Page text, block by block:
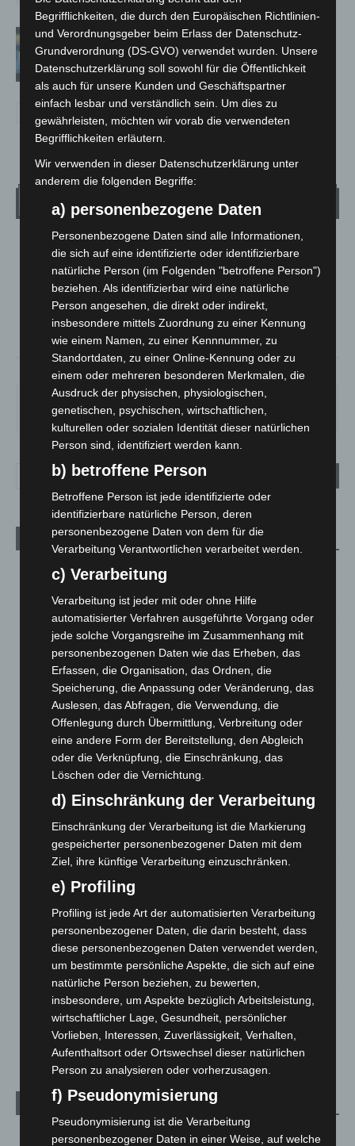
Vermisste Seniorin aus Godshorn tot
aufgefunden
LANGENHAGEN
Klarer Himmel
21.9° C 22.7°
21.6°
62% 3.6m/s 4%
29° 25°
SA.
27 ° 32°
Aktuelle Beiträge
Region Hannover: 21 neue Notfallsanitäter starten beim
Roten Kreuz
5. August 2026
Mann läuft mit Hockeyschläger über A7 – Polizei sucht
Zeugen
5. August 2026
Celle: Mensch stirbt bei Bagger-Unfall auf Baustelle
5. August 2026
Gasleitung bei McDonald’s-Umbau in Langenhagen
beschädigt
Anklage nach Abschaltung von „Archetyp Market“ erhoben
3. August 2026
Großkontrolle
2. August 2026
Hannover Klassik Open Air 2026: Französische Oper im
Maschpark
2. August 2026
Schwarz Digits und Zscaler starten souveräne Cloud-
Sicherheitsplattform für Europa
2. August 2026
Kategorien
Blaulicht
2.797
Begrifflichkeiten, die durch den Europäischen Richtlinien-
und Verordnungsgeber beim Erlass der Datenschutz-
Grundverordnung (DS-GVO) verwendet wurden. Unsere
Datenschutzerklärung soll sowohl für die Öffentlichkeit
als auch für unsere Kunden und Geschäftspartner
einfach lesbar und verständlich sein. Um dies zu
gewährleisten, möchten wir vorab die verwendeten
Begrifflichkeiten erläutern.
Wir verwenden in dieser Datenschutzerklärung unter
anderem die folgenden Begriffe:
a) personenbezogene Daten
Personenbezogene Daten sind alle Informationen,
die sich auf eine identifizierte oder identifizierbare
natürliche Person (im Folgenden "betroffene Person")
beziehen. Als identifizierbar wird eine natürliche
Person angesehen, die direkt oder indirekt,
insbesondere mittels Zuordnung zu einer Kennung
wie einem Namen, zu einer Kennnummer, zu
Standortdaten, zu einer Online-Kennung oder zu
einem oder mehreren besonderen Merkmalen, die
Ausdruck der physischen, physiologischen,
genetischen, psychischen, wirtschaftlichen,
kulturellen oder sozialen Identität dieser natürlichen
Person sind, identifiziert werden kann.
b) betroffene Person
Betroffene Person ist jede identifizierte oder
identifizierbare natürliche Person, deren
personenbezogene Daten von dem für die
Verarbeitung Verantwortlichen verarbeitet werden.
c) Verarbeitung
Verarbeitung ist jeder mit oder ohne Hilfe
automatisierter Verfahren ausgeführte Vorgang oder
jede solche Vorgangsreihe im Zusammenhang mit
personenbezogenen Daten wie das Erheben, das
Erfassen, die Organisation, das Ordnen, die
Speicherung, die Anpassung oder Veränderung, das
Auslesen, das Abfragen, die Verwendung, die
Offenlegung durch Übermittlung, Verbreitung oder
eine andere Form der Bereitstellung, den Abgleich
oder die Verknüpfung, die Einschränkung, das
Löschen oder die Vernichtung.
d) Einschränkung der Verarbeitung
Einschränkung der Verarbeitung ist die Markierung
gespeicherter personenbezogener Daten mit dem
Ziel, ihre künftige Verarbeitung einzuschränken.
e) Profiling
Profiling ist jede Art der automatisierten Verarbeitung
personenbezogener Daten, die darin besteht, dass
diese personenbezogenen Daten verwendet werden,
um bestimmte persönliche Aspekte, die sich auf eine
natürliche Person beziehen, zu bewerten,
insbesondere, um Aspekte bezüglich Arbeitsleistung,
wirtschaftlicher Lage, Gesundheit, persönlicher
Vorlieben, Interessen, Zuverlässigkeit, Verhalten,
Aufenthaltsort oder Ortswechsel dieser natürlichen
Person zu analysieren oder vorherzusagen.
f) Pseudonymisierung
Pseudonymisierung ist die Verarbeitung
personenbezogener Daten in einer Weise, auf welche